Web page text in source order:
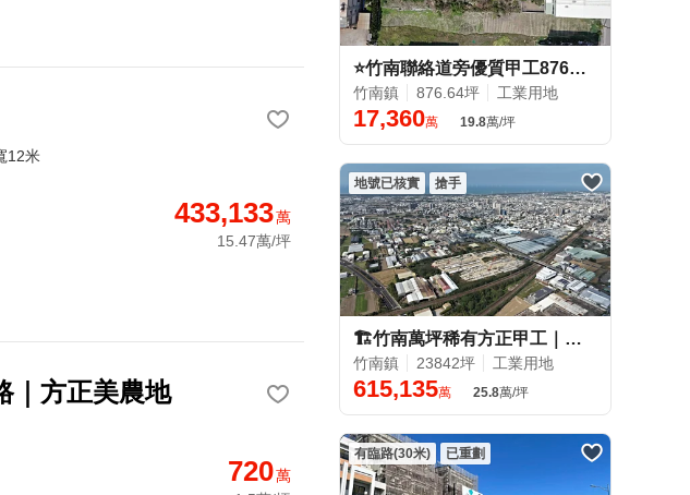
12米
433,133萬
15.47萬/坪
｜方正美農地
720萬
⭐竹南聯絡道旁優質甲工876坪⭐📞一通電話馬上看地
竹南鎮 876.64坪 工業用地
17,360萬 19.8萬/坪
🏗️竹南萬坪稀有方正甲工｜企業佈局首選
竹南鎮 23842坪 工業用地
615,135萬 25.8萬/坪
地號已核實 搶手
有臨路(30米) 已重劃